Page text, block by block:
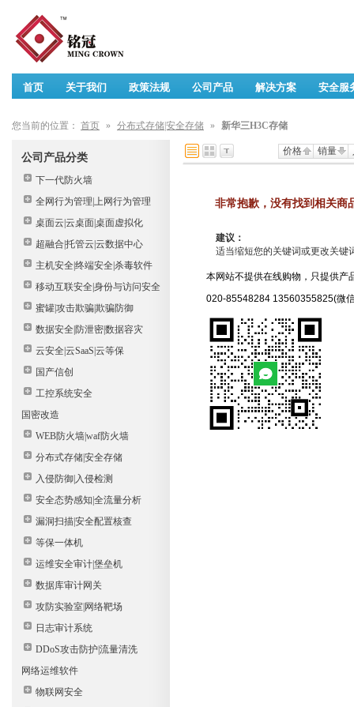
首页 关于我们 政策法规 公司产品 解决方案 安全服
您当前的位置： 首页 » 分布式存储|安全存储 » 新华三H3C存储
公司产品分类
下一代防火墙
全网行为管理|上网行为管理
桌面云|云桌面|桌面虚拟化
超融合|托管云|云数据中心
主机安全|终端安全|杀毒软件
移动互联安全|身份与访问安全
蜜罐|攻击欺骗|欺骗防御
数据安全|防泄密|数据容灾
云安全|云SaaS|云等保
国产信创
工控系统安全
国密改造
WEB防火墙|waf防火墙
分布式存储|安全存储
入侵防御|入侵检测
安全态势感知|全流量分析
漏洞扫描|安全配置核查
等保一体机
运维安全审计|堡垒机
数据库审计网关
攻防实验室|网络靶场
日志审计系统
DDoS攻击防护|流量清洗
网络运维软件
物联网安全
价格 销量
非常抱歉，没有找到相关商
建议：
适当缩短您的关键词或更改关键
本网站不提供在线购物，只提供产
020-85548284 13560355825(微